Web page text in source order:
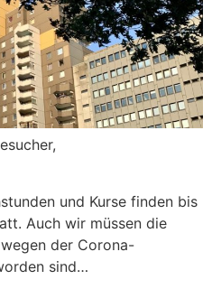
und Kurse finden bis
Auch wir müssen die
der Corona-
sind…